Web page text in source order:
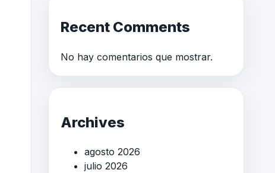
Recent Comments
No hay comentarios que mostrar.
Archives
agosto 2026
julio 2026